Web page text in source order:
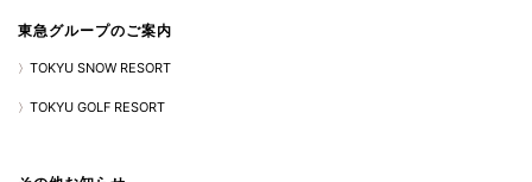
東急グループのご案内
TOKYU SNOW RESORT
TOKYU GOLF RESORT